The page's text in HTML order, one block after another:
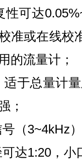
性可达
准或在线校
的流量计；
适于总量计
；
（3~4kHz
达1:20，小